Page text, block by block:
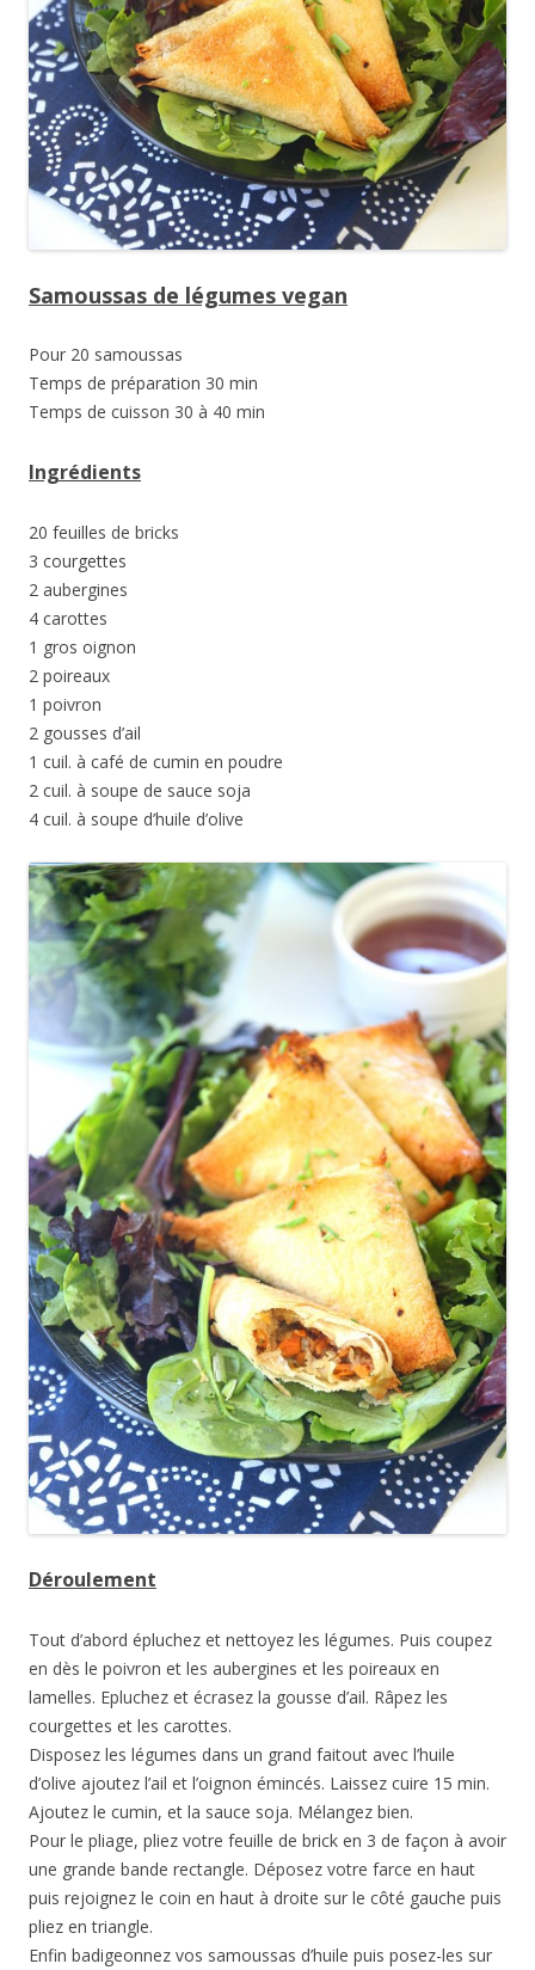
Samoussas de légumes vegan
Pour 20 samoussas
Temps de préparation 30 min
Temps de cuisson 30 à 40 min
Ingrédients
20 feuilles de bricks
3 courgettes
2 aubergines
4 carottes
1 gros oignon
2 poireaux
1 poivron
2 gousses d’ail
1 cuil. à café de cumin en poudre
2 cuil. à soupe de sauce soja
4 cuil. à soupe d’huile d’olive
Déroulement
Tout d’abord épluchez et nettoyez les légumes. Puis coupez
en dès le poivron et les aubergines et les poireaux en
lamelles. Epluchez et écrasez la gousse d’ail. Râpez les
courgettes et les carottes.
Disposez les légumes dans un grand faitout avec l’huile
d’olive ajoutez l’ail et l’oignon émincés. Laissez cuire 15 min.
Ajoutez le cumin, et la sauce soja. Mélangez bien.
Pour le pliage, pliez votre feuille de brick en 3 de façon à avoir
une grande bande rectangle. Déposez votre farce en haut
puis rejoignez le coin en haut à droite sur le côté gauche puis
pliez en triangle.
Enfin badigeonnez vos samoussas d’huile puis posez-les sur